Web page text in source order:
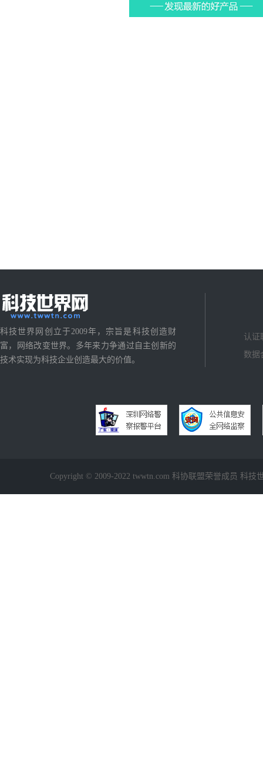
科技世界网创立于2009年，宗旨是科技创造财
富，网络改变世界。多年来力争通过自主创新的
技术实现为科技企业创造最大的价值。
认证
数据
Copyright © 2009-2022 twwtn.com 科协联盟荣誉成员 科